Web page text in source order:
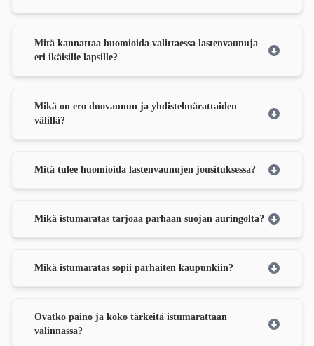
Mitä kannattaa huomioida valittaessa lastenvaunuja
eri ikäisille lapsille?
Mikä on ero duovaunun ja yhdistelmärattaiden
välillä?
Mitä tulee huomioida lastenvaunujen jousituksessa?
Mikä istumaratas tarjoaa parhaan suojan auringolta?
Mikä istumaratas sopii parhaiten kaupunkiin?
Ovatko paino ja koko tärkeitä istumarattaan
valinnassa?